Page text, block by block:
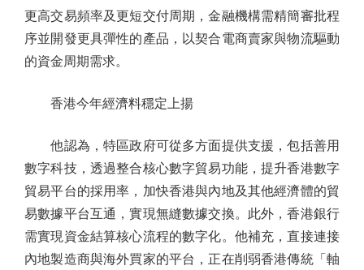
更高交易頻率及更短交付周期，金融機構需精簡審批程
序並開發更具彈性的產品，以契合電商賣家與物流驅動
的資金周期需求。
香港今年經濟料穩定上揚
他認為，特區政府可從多方面提供支援，包括善用
數字科技，透過整合核心數字貿易功能，提升香港數字
貿易平台的採用率，加快香港與內地及其他經濟體的貿
易數據平台互通，實現無縫數據交換。此外，香港銀行
需實現資金結算核心流程的數字化。他補充，直接連接
內地製造商與海外買家的平台，正在削弱香港傳統「軸